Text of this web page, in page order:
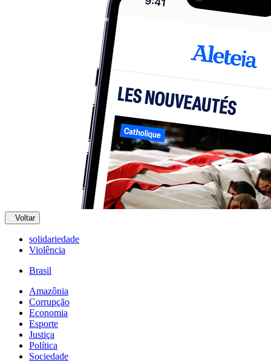
Voltar
solidariedade
Violência
Brasil
Amazônia
Corrupção
Economia
Esporte
Justiça
Política
Sociedade